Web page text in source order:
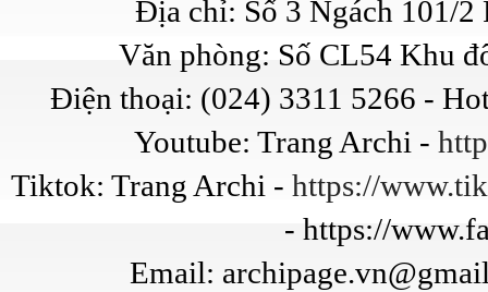
Địa chỉ: Số 3 Ngách 101/2
Văn phòng: Số CL54 Khu
Điện thoại: (024) 3311 5266 -
Youtube: Trang Archi -
Tiktok: Trang Archi - https://
- https://
Email: